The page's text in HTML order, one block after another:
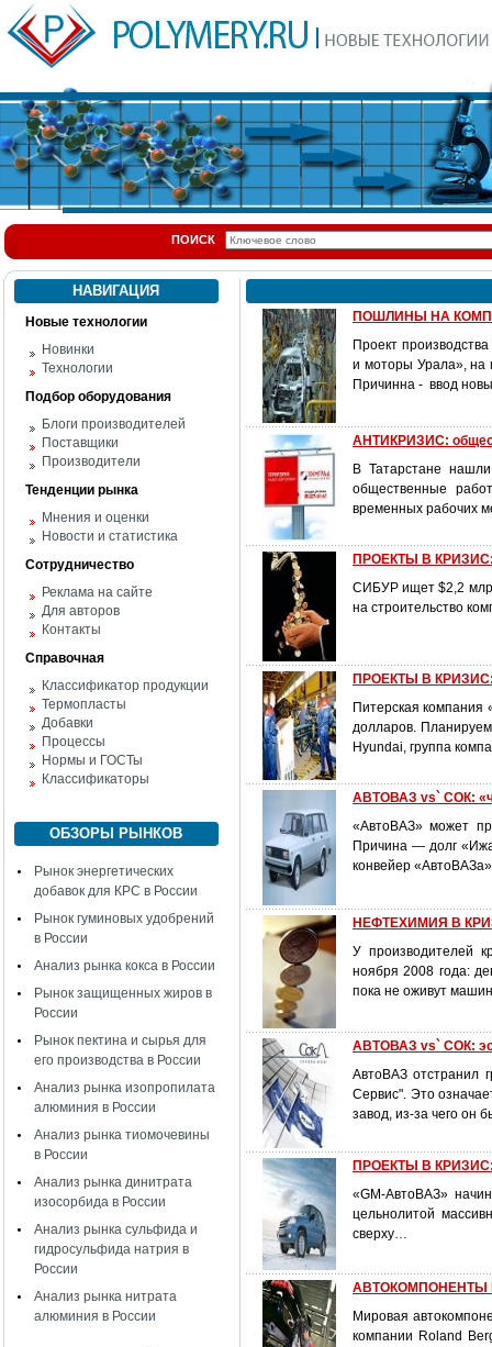
ПОИСК
НАВИГАЦИЯ
Новые технологии
Новинки
Технологии
Подбор оборудования
Блоги производителей
Поставщики
Производители
Тенденции рынка
Мнения и оценки
Новости и статистика
Сотрудничество
Реклама на сайте
Для авторов
Контакты
Справочная
Классификатор продукции
Термопласты
Добавки
Процессы
Нормы и ГОСТы
Классификаторы
ОБЗОРЫ РЫНКОВ
Рынок энергетических
добавок для КРС в России
Рынок гуминовых удобрений
в России
Анализ рынка кокса в России
Рынок защищенных жиров в
России
Рынок пектина и сырья для
его производства в России
Анализ рынка изопропилата
алюминия в России
Анализ рынка тиомочевины
в России
Анализ рынка динитрата
изосорбида в России
Анализ рынка сульфида и
гидросульфида натрия в
России
Анализ рынка нитрата
алюминия в России
ПОШЛИНЫ НА
Проект
и моторы Урала», на
Причинна - ввод
АНТИКРИЗИС:
В Татарстане
общественные
временных рабочих
ПРОЕКТЫ В КРИЗИС:
СИБУР ищет $2,2
на строительство
ПРОЕКТЫ В КРИЗИС:
Питерская компания
долларов.
Hyundai, группа
АВТОВАЗ vs` СОК:
«АвтоВАЗ» может
Причина — долг
конвейер
НЕФТЕХИМИЯ В
У производителей
ноября 2008 года:
пока не оживут
АВТОВАЗ vs` СОК:
АвтоВАЗ отстранил
Сервис". Это
завод, из-за чего он
ПРОЕКТЫ В КРИЗИС:
«GM-АвтоВАЗ»
цельнолитой
сверху…
АВТОКОМПОНЕНТЫ В
Мировая
компании Roland